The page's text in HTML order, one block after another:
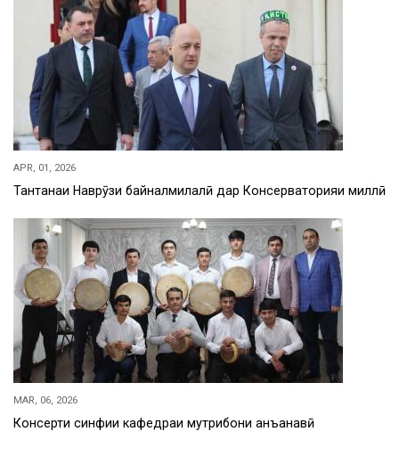
APR, 01, 2026
Тантанаи Наврӯзи байналмилалӣ дар Консерваторияи миллӣ
MAR, 06, 2026
Консерти синфии кафедраи мутрибони анъанавӣ